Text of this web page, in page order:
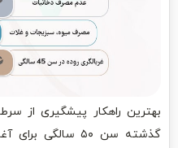
بهترین راهکار پیشگیری از
گذشته سن ۵۰ سالگی برای آغاز